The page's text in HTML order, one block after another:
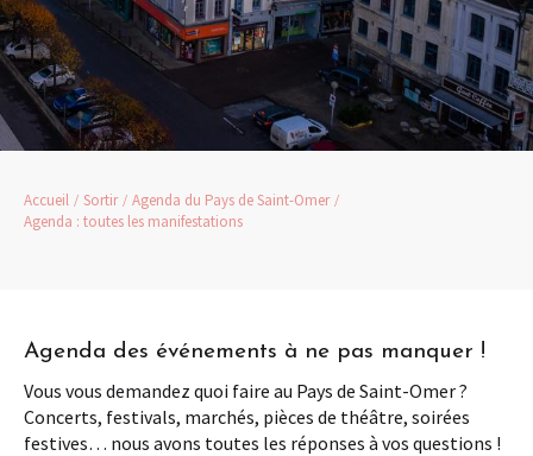
Accueil Sortir
Agenda du Pays de Saint-Omer
Agenda : toutes les manifestations
Agenda des événements à ne pas manquer !
Vous vous demandez quoi faire au Pays de Saint-Omer ?
Concerts, festivals, marchés, pièces de théâtre, soirées
festives… nous avons toutes les réponses à vos questions !